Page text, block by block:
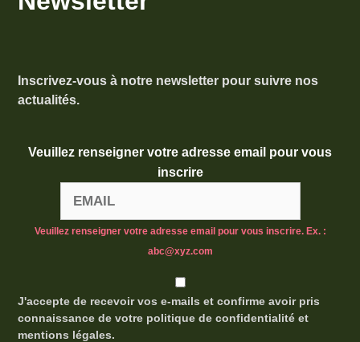
Inscrivez-vous à notre newsletter pour suivre nos
actualités.
Veuillez renseigner votre adresse email pour vous
inscrire
Veuillez renseigner votre adresse email pour vous inscrire. Ex. :
abc@xyz.com
J'accepte de recevoir vos e-mails et confirme avoir pris
connaissance de votre politique de confidentialité et
mentions légales.